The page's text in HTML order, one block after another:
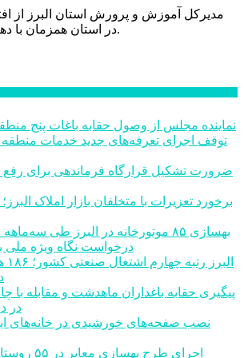
در استان همزمان با دهه مبارک فجر خبر داد.
نماینده مجلس از وصول حقابه باغات پنج
بهسازی ۸۵ موتورخانه در البرز طی سه‌ماهه نخست امسال
درخواست نگاه ویژه ملی
در
اجرای طرح بهسازی معابر در ۵۵ روستای استان البرز